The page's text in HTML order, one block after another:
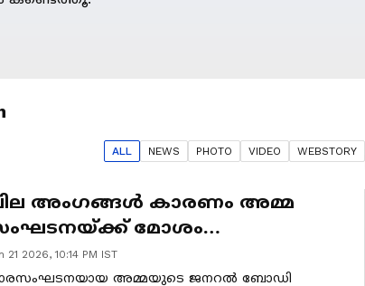
ALL NEWS PHOTO VIDEO WEBSTORY
അംഗങ്ങൾ കാരണം അമ്മ
മോശം
ജഗദീഷ്
21 2026, 10:14 PM IST
അമ്മയുടെ ജനറൽ ബോഡി